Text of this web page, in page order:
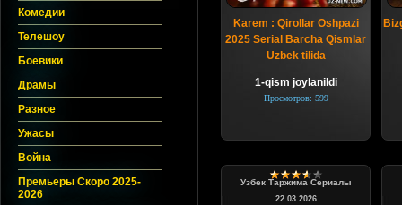
Комедии
Телешоу
Боевики
Драмы
Разное
Ужасы
Война
Премьеры Скоро 2025-
2026
Karem : Qirollar Oshpazi
2025 Serial Barcha Qismlar
Uzbek tilida
1-qism joylanildi
Просмотров: 599
Узбек Таржима Сериалы
22.03.2026